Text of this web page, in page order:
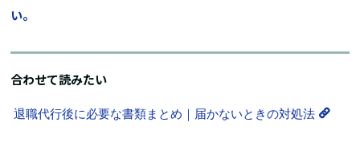
い。
合わせて読みたい
退職代行後に必要な書類まとめ｜届かないときの対処法